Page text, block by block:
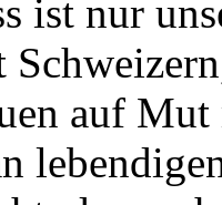
ist nur
auf Mut